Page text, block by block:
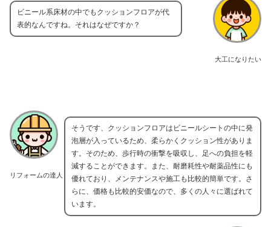
大工になりたい
ビニール系床材の中でもクッションフロアが代
表的なんですね。それはなぜですか？
リフォームの達人
そうです、クッションフロアはビニールシートの中に発
泡層が入っているため、柔らかくクッション性がありま
す。そのため、歩行時の衝撃を吸収し、足への負担を軽
減することができます。また、耐磨耗性や耐薬品性にも
優れており、メンテナンスや施工も比較的簡単です。さ
らに、価格も比較的安価なので、多くの人々に選ばれて
います。